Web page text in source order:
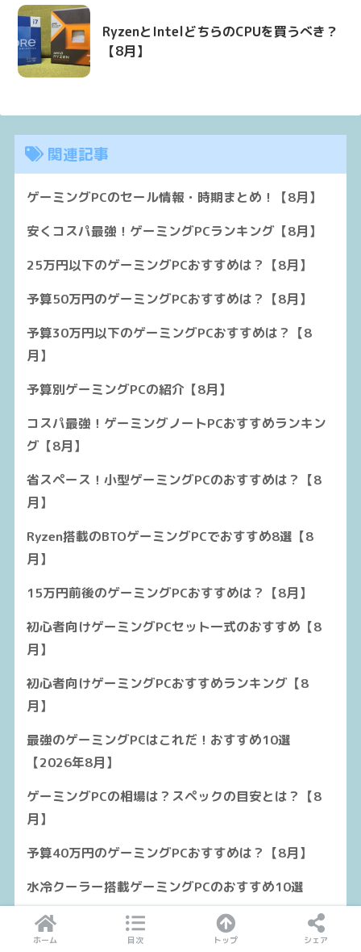
RyzenとIntelどちらのCPUを買うべき？
【8月】
関連記事
ゲーミングPCのセール情報・時期まとめ！【8月】
安くコスパ最強！ゲーミングPCランキング【8月】
25万円以下のゲーミングPCおすすめは？【8月】
予算50万円のゲーミングPCおすすめは？【8月】
予算30万円以下のゲーミングPCおすすめは？【8
月】
予算別ゲーミングPCの紹介【8月】
コスパ最強！ゲーミングノートPCおすすめランキン
グ【8月】
省スペース！小型ゲーミングPCのおすすめは？【8
月】
Ryzen搭載のBTOゲーミングPCでおすすめ8選【8
月】
15万円前後のゲーミングPCおすすめは？【8月】
初心者向けゲーミングPCセット一式のおすすめ【8
月】
初心者向けゲーミングPCおすすめランキング【8
月】
最強のゲーミングPCはこれだ！おすすめ10選
【2026年8月】
ゲーミングPCの相場は？スペックの目安とは？【8
月】
予算40万円のゲーミングPCおすすめは？【8月】
水冷クーラー搭載ゲーミングPCのおすすめ10選
ゲーム録画向け動画編集PCのおすすめは？スペック
や選び方
ホーム 目次 トップ シェア